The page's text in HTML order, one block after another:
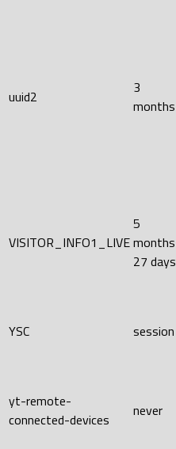
uuid2
3
months
VISITOR_INFO1_LIVE
5
months
27 days
YSC session
yt-remote-
connected-devices
never